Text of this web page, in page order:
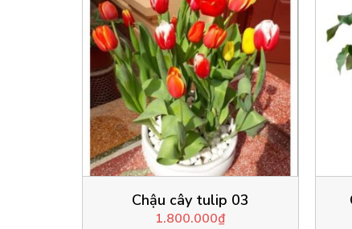
Chậu cây tulip 03
1.800.000₫